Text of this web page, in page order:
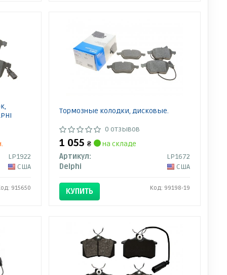
LP1922
США
915650
Тормозные колодки, дисковые.
0 отзывов
1 055₴
на складе
Артикул:
LP1672
Delphi
США
КУПИТЬ Код: 99198-19